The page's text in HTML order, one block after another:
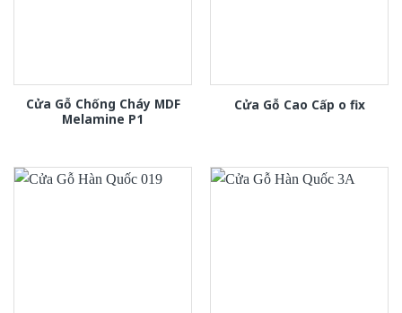
Cửa Gỗ Chống Cháy MDF
Melamine P1
Cửa Gỗ Cao Cấp o fix